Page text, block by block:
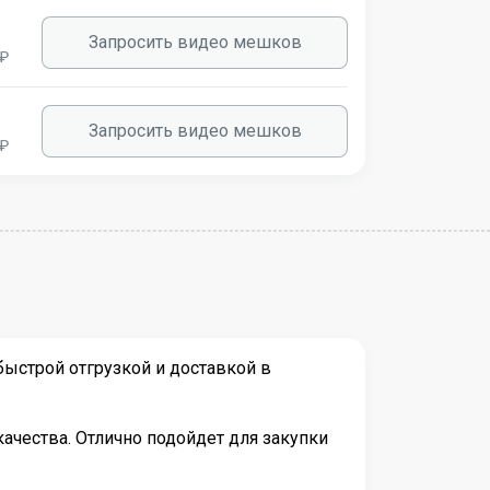
Запросить видео мешков
Запросить видео мешков
отгрузкой и доставкой в
Отлично подойдет для закупки